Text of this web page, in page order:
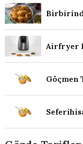
Airfryer
Göçmen